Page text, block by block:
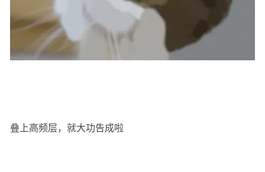
叠上高频层，就大功告成啦